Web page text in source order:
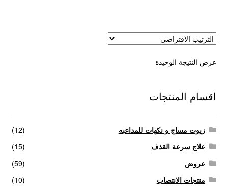
علاج سرعة القذف
كاندم سيليكون
لانجيري مثير
منتجات خاصة بالزوج
منتجات خاصة بالزوجة
عرض النتيجة الوحيدة
اقسام المنتجات
زيوت مساج و نكهات للمداعبه
(12)
علاج سرعة القذف
(15)
عروض
(59)
منتجات الانتصاب
(10)